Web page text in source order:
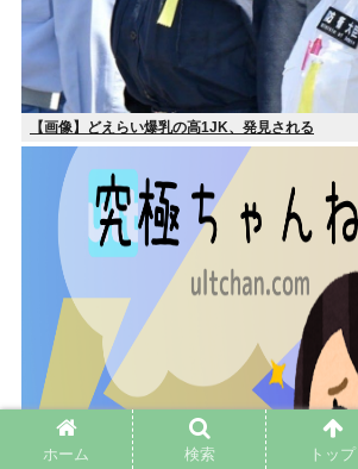
【画像】どえらい爆乳の高1JK、発見される
ホーム 検索 トップ